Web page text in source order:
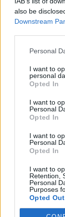
also be
Downstream
Personal
I want to
personal
Opted In
I want to
Personal
Opted In
I want to
Personal
Opted In
I want to
Retention,
Personal
Purposes
Opted Out
vaiko gyvybių
Žinios |
Savaitės
32 laipsnių
Žinios | Orai
V. Zalužno
Laidos | Nauja
Sinoptikai
savaitę: